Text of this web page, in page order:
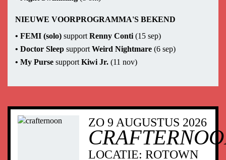
NIEUWE VOORPROGRAMMA'S BEKEND
• FEMI (solo) support Renny Conti (15 sep)
• Doctor Sleep support Weird Nightmare (6 sep)
• My Purse support Kiwi Jr. (11 nov)
ZO 9 AUGUSTUS 2026
LOCATIE: ROTOWN